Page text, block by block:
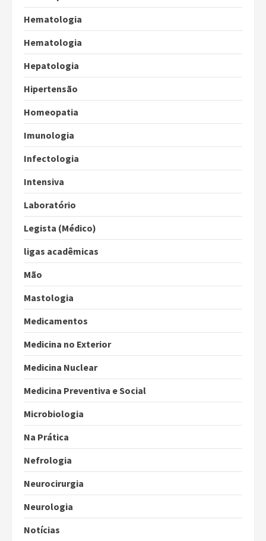
Hematologia
Hematologia
Hepatologia
Hipertensão
Homeopatia
Imunologia
Infectologia
Intensiva
Laboratório
Legista (Médico)
ligas acadêmicas
Mão
Mastologia
Medicamentos
Medicina no Exterior
Medicina Nuclear
Medicina Preventiva e Social
Microbiologia
Na Prática
Nefrologia
Neurocirurgia
Neurologia
Notícias